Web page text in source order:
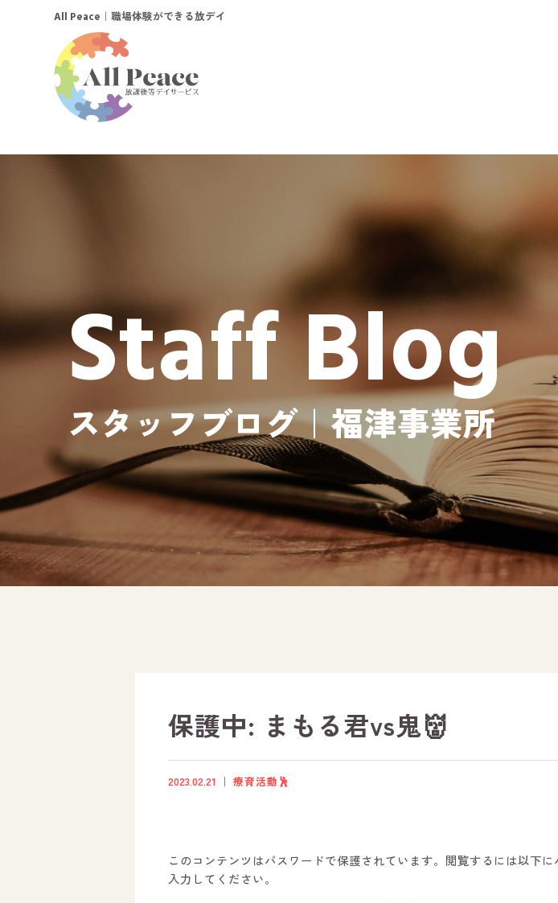
All Peace ｜職場体験ができる放デイ
Staff Blog
スタッフブログ｜福津事業所
保護中: まもる君vs鬼👹
2023.02.21 療育活動🕺
このコンテンツはパスワードで保護されています。閲覧するには以下に
入力してください。